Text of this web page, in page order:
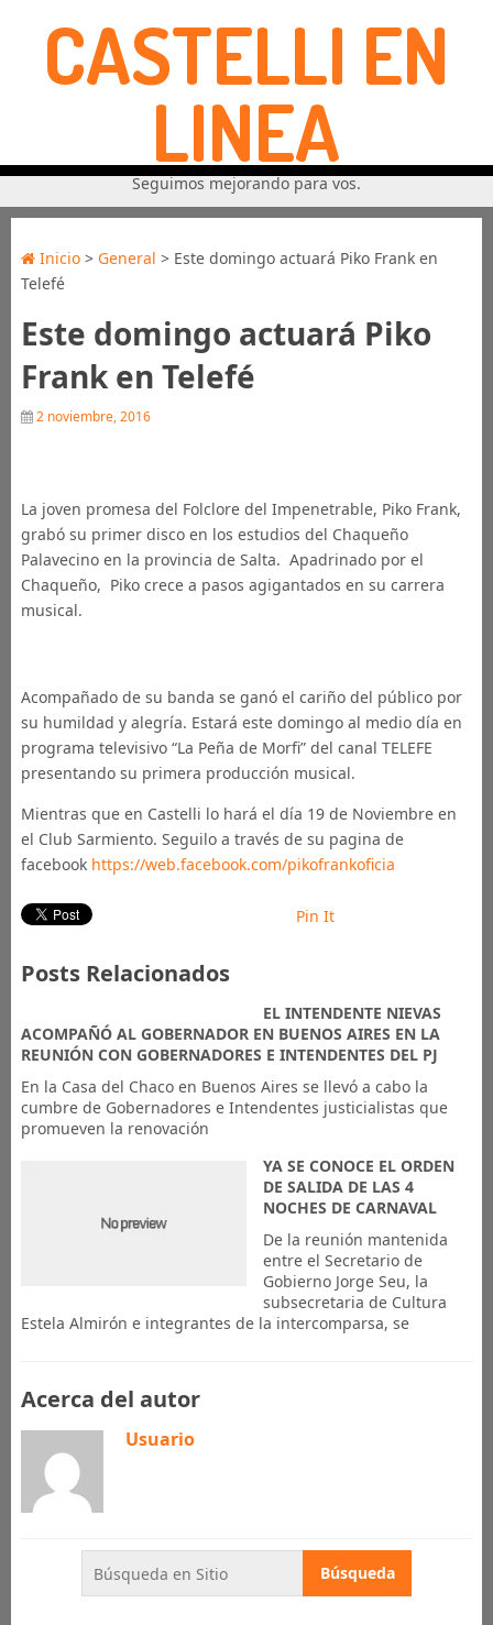
CASTELLI EN
LINEA
Seguimos mejorando para vos.
Inicio> General > Este domingo actuará Piko Frank en
Telefé
Este domingo actuará Piko
Frank en Telefé
2 noviembre, 2016
La joven promesa del Folclore del Impenetrable, Piko Frank,
grabó su primer disco en los estudios del Chaqueño
Palavecino en la provincia de Salta. Apadrinado por el
Chaqueño, Piko crece a pasos agigantados en su carrera
musical.
Acompañado de su banda se ganó el cariño del público por
su humildad y alegría. Estará este domingo al medio día en
programa televisivo “La Peña de Morfi” del canal TELEFE
presentando su primera producción musical.
Mientras que en Castelli lo hará el día 19 de Noviembre en
el Club Sarmiento. Seguilo a través de su pagina de
facebook https://web.facebook.com/pikofrankoficia
Pin It
Posts Relacionados
EL INTENDENTE NIEVAS
ACOMPAÑÓ AL GOBERNADOR EN BUENOS AIRES EN LA
REUNIÓN CON GOBERNADORES E INTENDENTES DEL PJ
En la Casa del Chaco en Buenos Aires se llevó a cabo la
cumbre de Gobernadores e Intendentes justicialistas que
promueven la renovación
YA SE CONOCE EL ORDEN
DE SALIDA DE LAS 4
NOCHES DE CARNAVAL
De la reunión mantenida
entre el Secretario de
Gobierno Jorge Seu, la
subsecretaria de Cultura
Estela Almirón e integrantes de la intercomparsa, se
Acerca del autor
Usuario